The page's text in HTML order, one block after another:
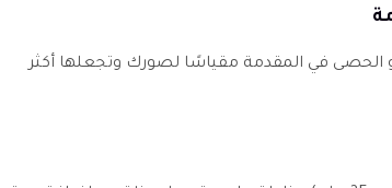
الحصى في المقدمة مقياسًا لصورك وتجعلها أكثر